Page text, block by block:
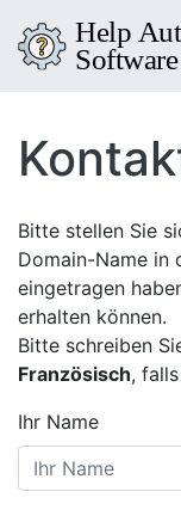
Bitte stellen Sie
Domain-Name in
eingetragen
erhalten können.
Bitte schreiben
Französisch,
Ihr Name